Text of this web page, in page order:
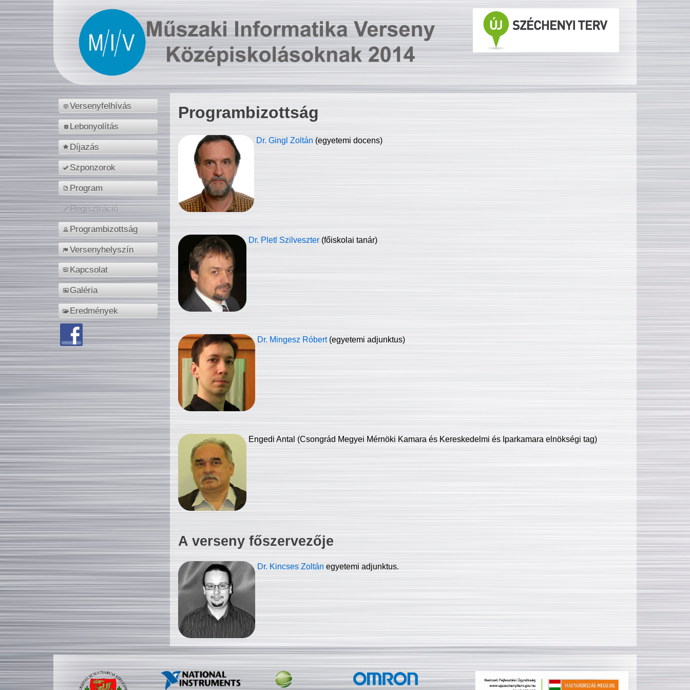
Versenyfelhívás
Lebonyolítás
Díjazás
Szponzorok
Program
Regisztráció
Programbizottság
Versenyhelyszín
Kapcsolat
Galéria
Eredmények
Programbizottság
Dr. Gingl Zoltán (egyetemi docens)
Dr. Pletl Szilveszter (főiskolai tanár)
Dr. Mingesz Róbert (egyetemi adjunktus)
Engedi Antal (Csongrád Megyei Mérnöki Kamara és Kereskedelmi és Iparkamara elnökségi tag)
A verseny főszervezője
Dr. Kincses Zoltán egyetemi adjunktus.